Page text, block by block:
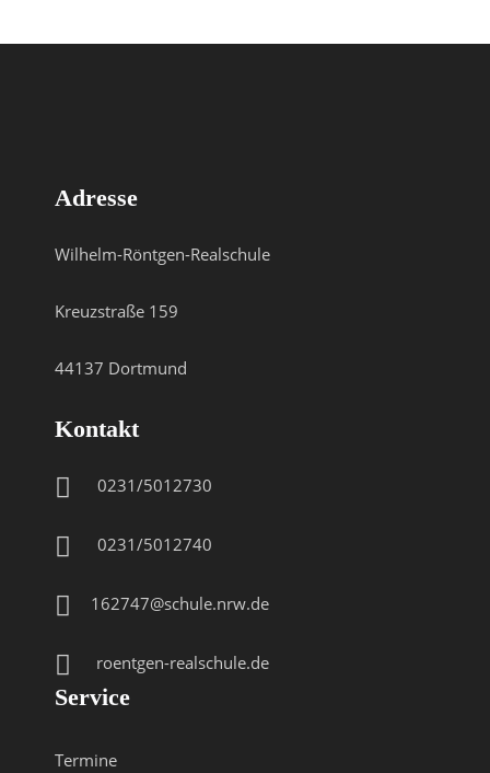
Adresse
Wilhelm-Röntgen-Realschule
Kreuzstraße 159
44137 Dortmund
Kontakt
0231/5012730
0231/5012740
162747@schule.nrw.de
roentgen-realschule.de
Service
Termine